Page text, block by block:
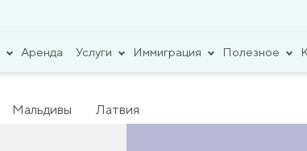
Аренда Услуги Иммиграция Полезное
Мальдивы
Латвия